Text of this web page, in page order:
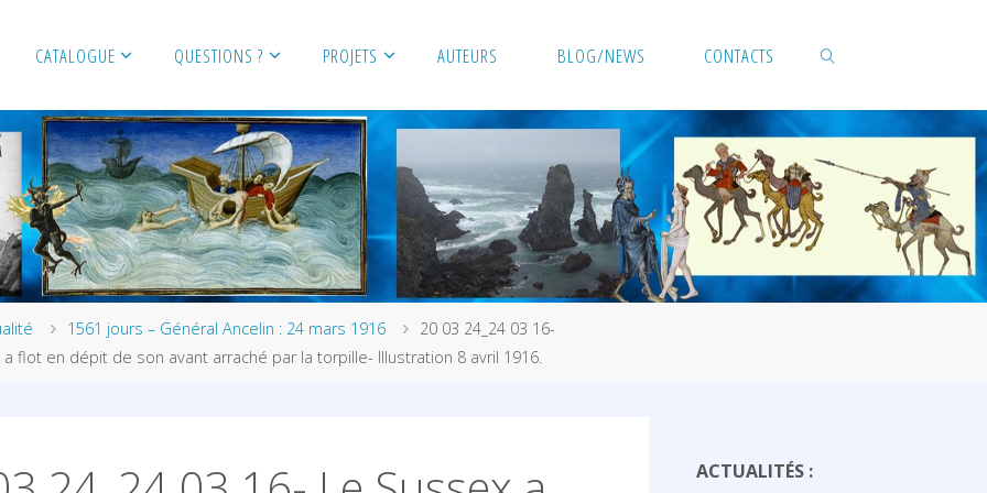
CATALOGUE QUESTIONS ? PROJETS AUTEURS BLOG/NEWS CONTACTS
SEARCH
1561 jours – Général Ancelin : 24 mars 1916
20 03 24_24 03 16-
a flot en dépit de son avant arraché par la torpille- Illustration 8 avril 1916.
ACTUALITÉS :